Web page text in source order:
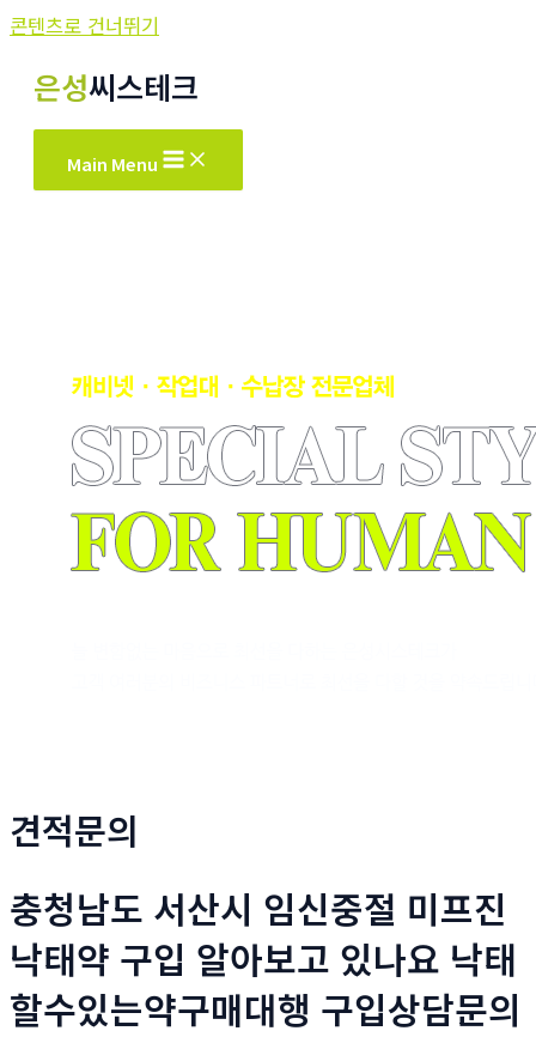
콘텐츠로 건너뛰기
은성씨스테크
Main Menu
견적문의
충청남도 서산시 임신중절 미프진
낙태약 구입 알아보고 있나요 낙태
할수있는약구매대행 구입상담문의